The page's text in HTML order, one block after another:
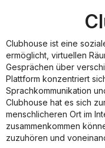
Clubhouse ist eine
ermöglicht, virtuellen
Gesprächen über
Plattform konzentriert
Sprachkommunikation
Clubhouse hat es sich
menschlicheren Ort im
zusammenkommen
zuzuhören und